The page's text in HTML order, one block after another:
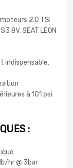
2.0 TSI
8V, SEAT LEON
indispensable.
à 101 psi
:
hr @ 3bar